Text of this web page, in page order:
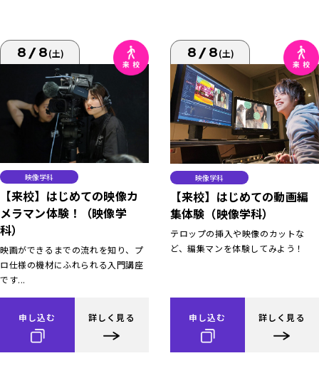
8/8(土)
映像学科
【来校】はじめての映像カ
メラマン体験！（映像学
科）
映画ができるまでの流れを知り、プ
ロ仕様の機材にふれられる入門講座
です...
申し込む 詳しく見る
8/8(土)
映像学科
【来校】はじめての動画編
集体験（映像学科）
テロップの挿入や映像のカットな
ど、編集マンを体験してみよう！
申し込む 詳しく見る